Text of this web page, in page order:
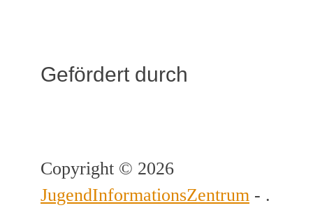
Gefördert durch
Copyright © 2026
JugendInformationsZentrum - .